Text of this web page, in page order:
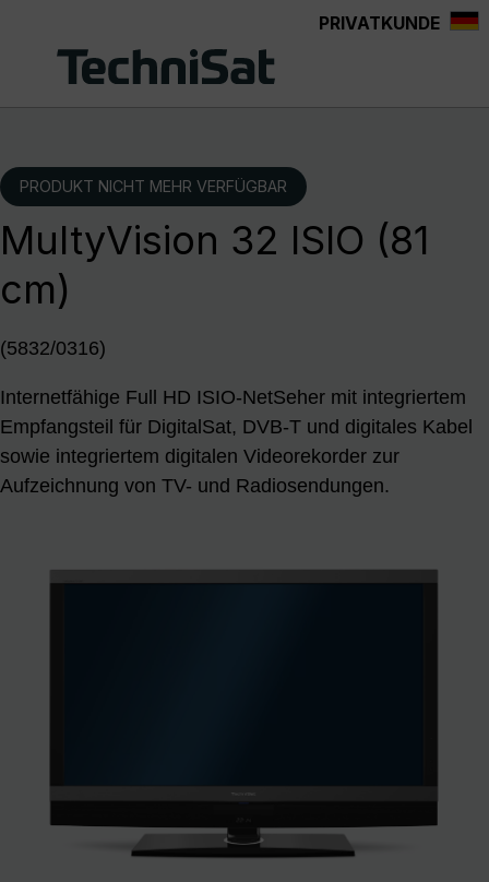
PRIVATKUNDE
PRODUKT NICHT MEHR VERFÜGBAR
MultyVision 32 ISIO (81
cm)
(5832/0316)
Internetfähige Full HD ISIO-NetSeher mit integriertem
Empfangsteil für DigitalSat, DVB-T und digitales Kabel
sowie integriertem digitalen Videorekorder zur
Aufzeichnung von TV- und Radiosendungen.